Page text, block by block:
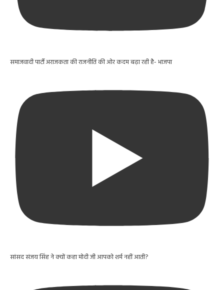
समाजवादी पार्टी अराजकता की राजनीति की ओर कदम बढ़ा रही है- भाजपा
सांसद संजय सिंह ने क्यों कहा मोदी जी आपको शर्म नहीं आती?